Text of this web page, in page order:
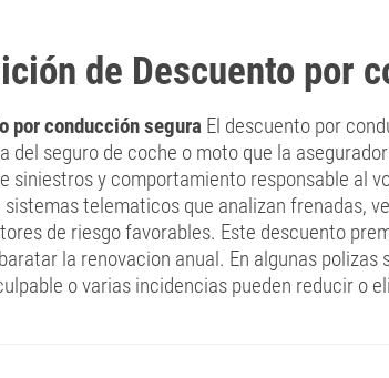
de Descuento por
por conducción segura El descuento por
del seguro de coche o moto que la
siniestros y comportamiento responsable al
sistemas telematicos que analizan frenadas,
de riesgo favorables. Este descuento
la renovacion anual. En algunas polizas
o varias incidencias pueden reducir o